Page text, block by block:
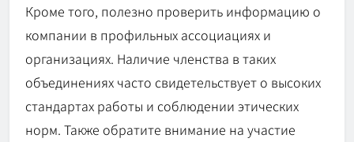
Кроме того, полезно проверить информацию о
компании в профильных ассоциациях и
организациях. Наличие членства в таких
объединениях часто свидетельствует о высоких
стандартах работы и соблюдении этических
норм. Также обратите внимание на участие